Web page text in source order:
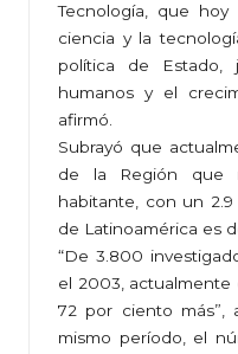
Tecnología, que
ciencia y la
política de
humanos y el
afirmó.
Subrayó que
de la Región que
habitante, con un
de Latinoamérica es
“De 3.800
el 2003, actualmente
72 por ciento
mismo período, el